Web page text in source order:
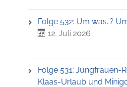
Folge 532: Um was..?
12. Juli 2026
Folge 531: Jungfrauen-
Klaas-Urlaub und